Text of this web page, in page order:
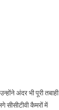
अंदर भी पूरी तबाही
सीसीटीवी कैमरों में